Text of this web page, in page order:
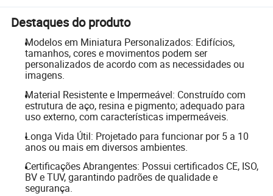
Destaques do produto
Modelos em Miniatura Personalizados: Edifícios,
tamanhos, cores e movimentos podem ser
personalizados de acordo com as necessidades ou
imagens.
Material Resistente e Impermeável: Construído com
estrutura de aço, resina e pigmento; adequado para
uso externo, com características impermeáveis.
Longa Vida Útil: Projetado para funcionar por 5 a 10
anos ou mais em diversos ambientes.
Certificações Abrangentes: Possui certificados CE, ISO,
BV e TUV, garantindo padrões de qualidade e
segurança.